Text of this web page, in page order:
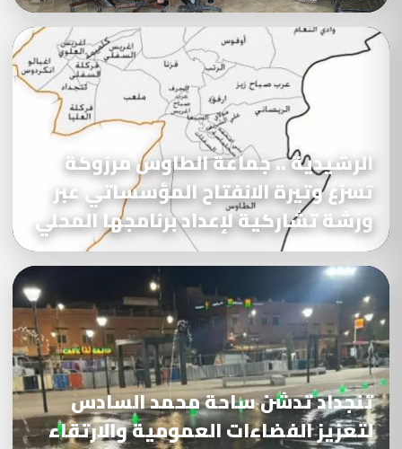
الرشيدية .. جماعة الطاوس مرزوكة
تسرّع وتيرة الانفتاح المؤسساتي عبر
ورشة تشاركية لإعداد برنامجها المحلي
تنجداد تدشن ساحة محمد السادس
لتعزيز الفضاءات العمومية والارتقاء